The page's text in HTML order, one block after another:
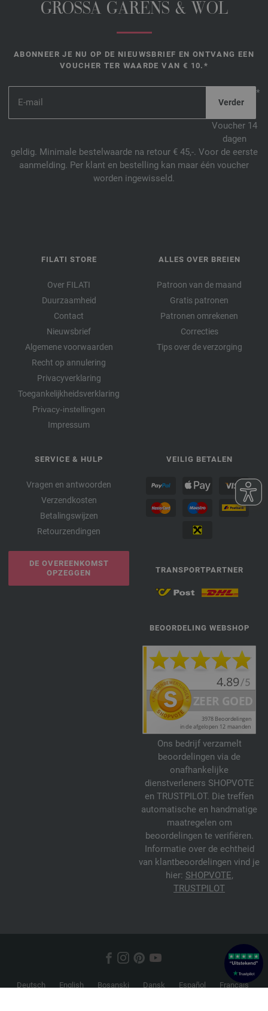
GROSSA GARENS & WOL
ABONNEER JE NU OP DE NIEUWSBRIEF EN ONTVANG EEN
VOUCHER TER WAARDE VAN € 10.*
*
Voucher 14
dagen
geldig. Minimale bestelwaarde na retour € 45,-. Voor de eerste
aanmelding. Per klant en bestelling kan maar één voucher
worden ingewisseld.
FILATI STORE
Over FILATI
Duurzaamheid
Contact
Nieuwsbrief
Algemene voorwaarden
Recht op annulering
Privacyverklaring
Toegankelijkheidsverklaring
Privacy-instellingen
Impressum
ALLES OVER BREIEN
Patroon van de maand
Gratis patronen
Patronen omrekenen
Correcties
Tips over de verzorging
SERVICE & HULP
Vragen en antwoorden
Verzendkosten
Betalingswijzen
Retourzendingen
DE OVEREENKOMST
OPZEGGEN
VEILIG BETALEN
TRANSPORTPARTNER
BEOORDELING WEBSHOP
Ons bedrijf verzamelt
beoordelingen via de
onafhankelijke
dienstverleners SHOPVOTE
en TRUSTPILOT. Die treffen
automatische en handmatige
maatregelen om
beoordelingen te verifiëren.
Informatie over de echtheid
van klantbeoordelingen vind je
hier: SHOPVOTE,
TRUSTPILOT
Deutsch English Bosanski Dansk Español
Français